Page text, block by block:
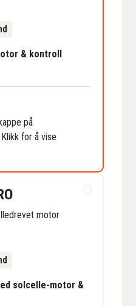
& kontroll
på
for å vise
motor
solcelle-motor &